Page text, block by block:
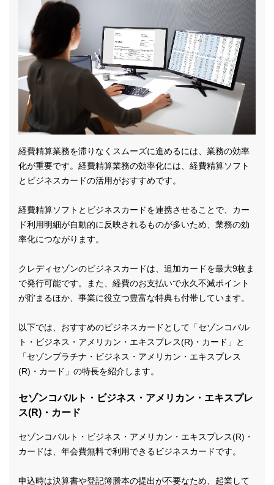
経費精算業務を滞りなくスムーズに進めるには、業務の効率
化が重要です。経費精算業務の効率化には、経費精算ソフト
とビジネスカードの活用がおすすめです。
経費精算ソフトとビジネスカードを連携させることで、カー
ド利用明細が自動的に反映されるものが多いため、業務の効
率化につながります。
クレディセゾンのビジネスカードは、追加カードを最大9枚ま
で発行可能です。また、経費のお支払いで永久不滅ポイント
が貯まるほか、事業に役立つ豊富な特典も付帯しています。
以下では、おすすめのビジネスカードとして「セゾンコバル
ト・ビジネス・アメリカン・エキスプレス(R)・カード」と
「セゾンプラチナ・ビジネス・アメリカン・エキスプレス
(R)・カード」の特長を紹介します。
セゾンコバルト・ビジネス・アメリカン・エキスプレ
ス(R)・カード
セゾンコバルト・ビジネス・アメリカン・エキスプレス(R)・
カードは、年会費無料で利用できるビジネスカードです。
申込時は決算書や登記簿謄本の提出が不要なため、起業して